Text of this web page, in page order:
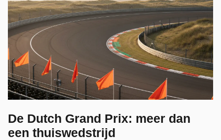
De Dutch Grand Prix: meer dan
een thuiswedstrijd